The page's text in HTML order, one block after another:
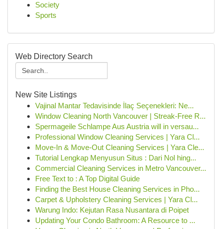
Society
Sports
Web Directory Search
New Site Listings
Vajinal Mantar Tedavisinde İlaç Seçenekleri: Ne...
Window Cleaning North Vancouver | Streak-Free R...
Spermageile Schlampe Aus Austria will in versau...
Professional Window Cleaning Services | Yara Cl...
Move-In & Move-Out Cleaning Services | Yara Cle...
Tutorial Lengkap Menyusun Situs : Dari Nol hing...
Commercial Cleaning Services in Metro Vancouver...
Free Text to : A Top Digital Guide
Finding the Best House Cleaning Services in Pho...
Carpet & Upholstery Cleaning Services | Yara Cl...
Warung Indo: Kejutan Rasa Nusantara di Poipet
Updating Your Condo Bathroom: A Resource to ...